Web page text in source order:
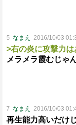
5 なまえ 2016/10/03
>右の炎に攻撃力
メラメラ霞むじゃ
7 なまえ 2016/10/03
再生能力高いだけ